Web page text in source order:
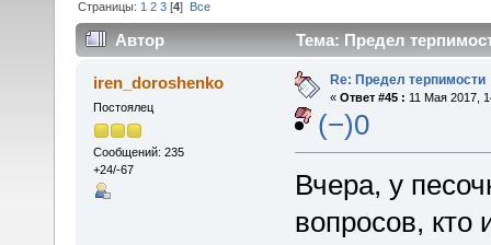
Страницы: 1 2 3 [4] Все
Автор Тема: Предел
iren_doroshenko
Постоялец
Сообщений: 235
+24/-67
Re: Предел терпимости
« Ответ #45 : 11 Мая 2017,
(−)0
Вчера, у
вопросов, кто